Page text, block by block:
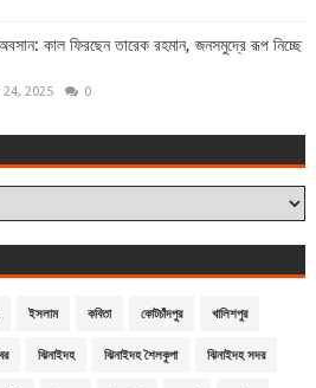
অবসান: কাল ফিরছেন তারেক রহমান, জনসমুদ্রে রূপ নিচ্ছে
2025 0
ইসলাম কবিতা কোটচাঁদপুর খালিশপুর
ঝিনাইদহ ঝিনাইদহ শৈলকুপা ঝিনাইদহ সদর